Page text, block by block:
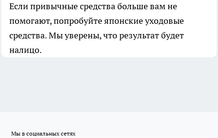
Если привычные средства больше вам не
помогают, попробуйте японские уходовые
средства. Мы уверены, что результат будет
налицо.
Мы в социальных сетях